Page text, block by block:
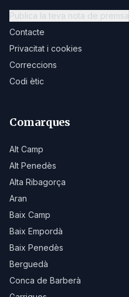
Publica la teva nota de premsa
Contacte
Privacitat i cookies
Correccions
Codi ètic
Comarques
Alt Camp
Alt Penedès
Alta Ribagorça
Aran
Baix Camp
Baix Empordà
Baix Penedès
Berguedà
Conca de Barberà